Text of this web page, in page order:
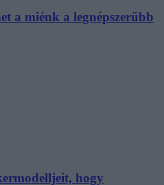
a miénk a legnépszerűbb
hogy